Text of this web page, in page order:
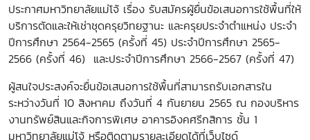
ประกาศมหาวิทยาลัยแม่โจ้ เรื่อง รับสมัครผู้ยื่นข้อเสนอการใช้พื้นที่ให้
บริการตัดและให้เช่าชุดครุยวิทยฐานะ และครุยประจำตำแหน่ง ประจำ
ปีการศึกษา 2564-2565 (ครั้งที่ 45) ประจำปีการศึกษา 2565-
2566 (ครั้งที่ 46) และประจำปีการศึกษา 2566-2567 (ครั้งที่ 47)
ผู้สนใจประสงค์จะยื่นข้อเสนอการใช้พื้นที่สามารถรับเอกสารใน
ระหว่างวันที่ 10 สิงหาคม ถึงวันที่ 4 กันยายน 2565 ณ กองบริหาร
งานทรัพย์สินและกิจการพิเศษ อาคารอิงคศรีกสิการ ชั้น 1
มหาวิทยาลัยแม่โจ้ หรือติดตามรายละเอียดได้ที่เว็บไซด์